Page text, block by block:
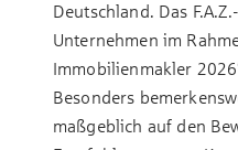
Deutschland. Das
Unternehmen im
Immobilienmakler
Besonders
maßgeblich auf den